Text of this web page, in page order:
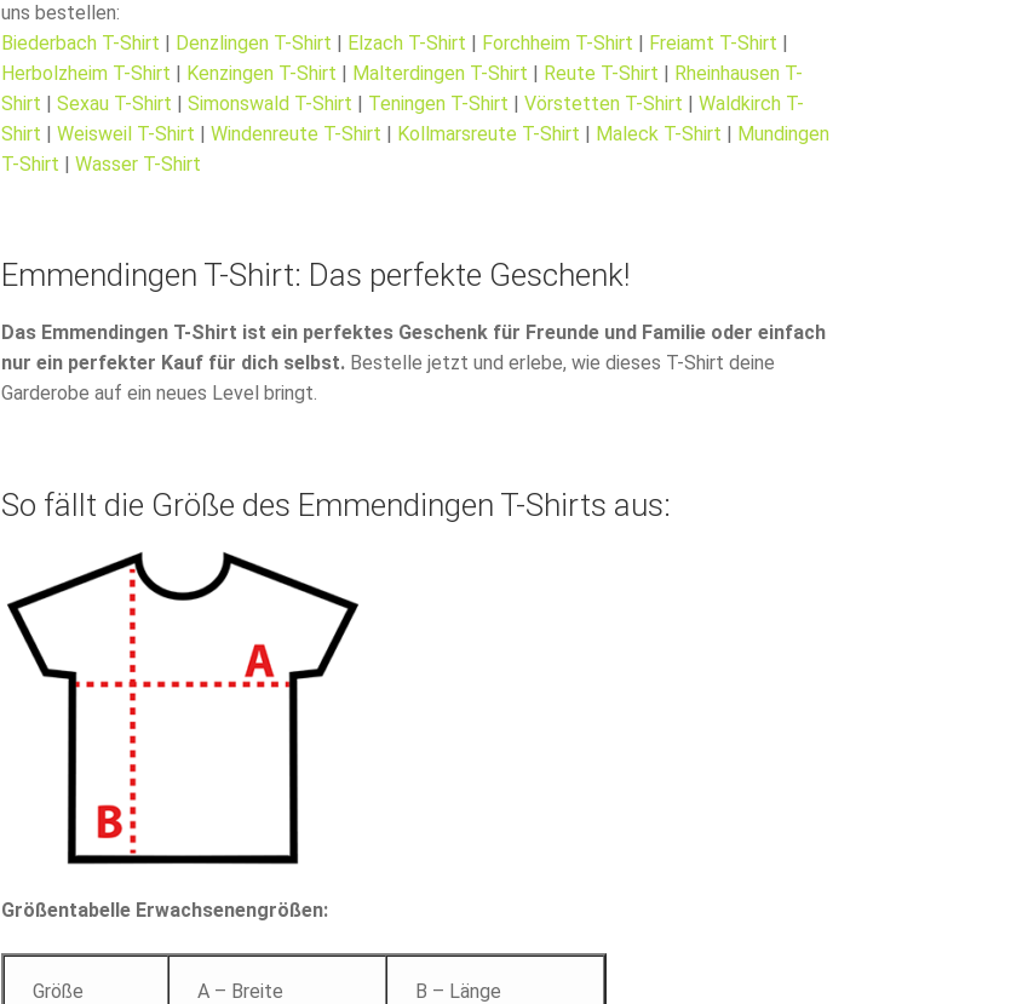
uns bestellen:
Biederbach T-Shirt | Denzlingen T-Shirt | Elzach T-Shirt | Forchheim T-Shirt | Freiamt T-Shirt |
Herbolzheim T-Shirt | Kenzingen T-Shirt | Malterdingen T-Shirt | Reute T-Shirt | Rheinhausen T-
Shirt |Sexau T-Shirt |Simonswald T-Shirt | Teningen T-Shirt |Vörstetten T-Shirt |Waldkirch T-
Shirt |Weisweil T-Shirt |Windenreute T-Shirt | Kollmarsreute T-Shirt | Maleck T-Shirt | Mundingen
T-Shirt |Wasser T-Shirt
Emmendingen T-Shirt: Das perfekte Geschenk!
Das Emmendingen T-Shirt ist ein perfektes Geschenk für Freunde und Familie oder einfach
nur ein perfekter Kauf für dich selbst. Bestelle jetzt und erlebe, wie dieses T-Shirt deine
Garderobe auf ein neues Level bringt.
So fällt die Größe des Emmendingen T-Shirts aus:
Größentabelle Erwachsenengrößen:
Größe A – Breite B – Länge